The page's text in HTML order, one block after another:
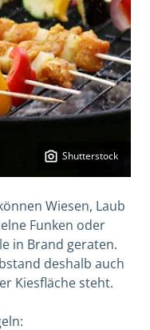
Shutterstock
Wiesen, Laub
Funken oder
in Brand geraten.
deshalb auch
Kiesfläche steht.